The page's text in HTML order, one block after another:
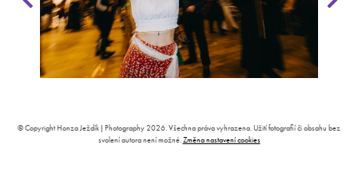
© Copyright Honza Ježdík | Photography 2026. Všechna práva vyhrazena. Užití fotografií či obsahu bez
svolení autora není možné.Změna nastavení cookies